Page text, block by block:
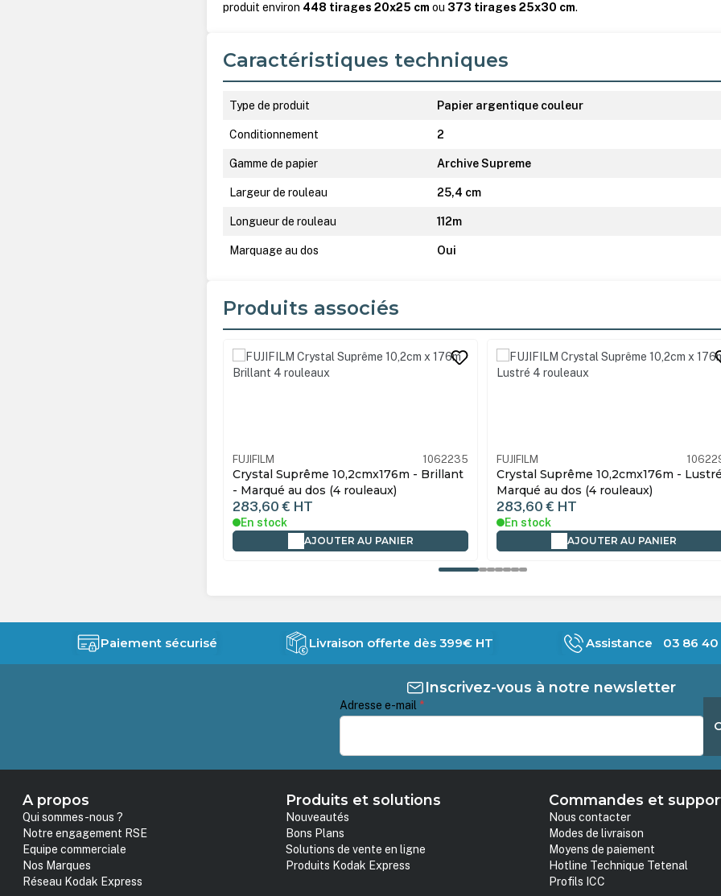
produit environ 448 tirages 20x25 cm ou 373 tirages 25x30 cm.
Caractéristiques techniques
Type de produit Papier argentique couleur
Conditionnement 2
Gamme de papier Archive Supreme
Largeur de rouleau 25,4 cm
Longueur de rouleau 112m
Marquage au dos Oui
Produits associés
Ignorer la galerie de produits
FUJIFILM 1062298
Crystal Suprême 10,2cmx176m - Lustré -
Marqué au dos (4 rouleaux)
283,60 € HT
En stock
AJOUTER AU PANIER
FUJIFILM
Crystal Suprême 12,7cmx176m -
Marqué au dos (2 rouleaux)
176,55 € HT
En stock
AJOUTER AU PANIER
Paiement sécurisé Livraison offerte dès 399€ HT Assistance 03 86 40
Inscrivez-vous à notre newsletter
Adresse e-mail *
A propos
Qui sommes-nous ?
Notre engagement RSE
Equipe commerciale
Nos Marques
Réseau Kodak Express
Produits et solutions
Nouveautés
Bons Plans
Solutions de vente en ligne
Produits Kodak Express
Commandes et
Nous contacter
Modes de livraison
Moyens de paiement
Hotline Technique Tetenal
Profils ICC